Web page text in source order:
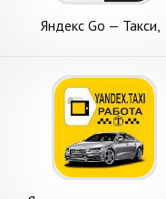
Яндекс Go — Такси,